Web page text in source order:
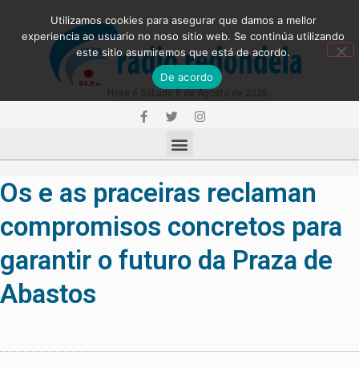
Os e as praceiras reclaman
compromisos concretos para
garantir o futuro da Praza de
Abastos
Utilizamos cookies para asegurar que damos a mellor
experiencia ao usuario no noso sitio web. Se continúa utilizando
este sitio asumiremos que está de acordo.
De acordo